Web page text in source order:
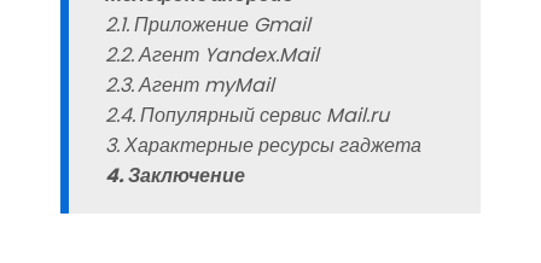
2.1. Приложение Gmail
2.2. Агент Yandex.Mail
2.3. Агент myMail
2.4. Популярный сервис Mail.ru
3. Характерные ресурсы гаджета
4. Заключение